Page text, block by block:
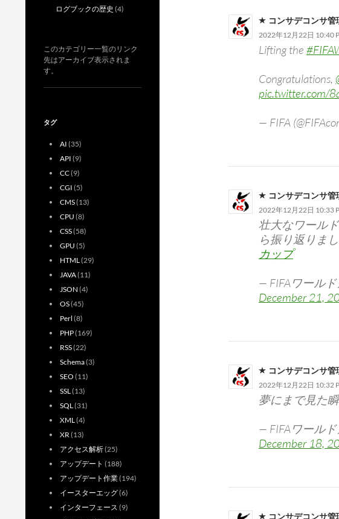
ン
コンサデコンサ管
2022年12月22日 10:40
Lifting the
Congratulations,
pic.twitter.com/
— FIFA
コンサデコンサ管
2022年12月22日 10:33
壮大なワール
ら振り返りま
カップ
— FIFAワールド
December 21,
コンサデコンサ管
2022年12月22日 10:32
夢にまで見た
— FIFAワールド
December 18,
コンサデコンサ管
ログブックの歴史 (4)
このカテゴリー一覧のリンク
先はアーカイブ表示されま
す。
タグ
AI (35)
API (9)
CC(9)
CGI (5)
CMS(13)
CPU (8)
CSS(58)
GPU (5)
HTML(29)
JAVA(11)
JSON (4)
OS(45)
Perl (8)
PHP(169)
RSS(22)
Schema(3)
SEO (11)
SSL(13)
SQL(31)
XML(4)
XR(13)
アクセス解析(25)
アップデート (188)
アップデート作業(194)
イースターエッグ(6)
インターフェース (9)